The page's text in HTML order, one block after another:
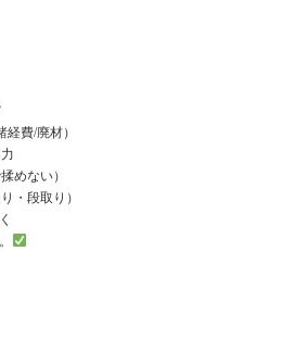
費/廃材）
めない）
・段取り）